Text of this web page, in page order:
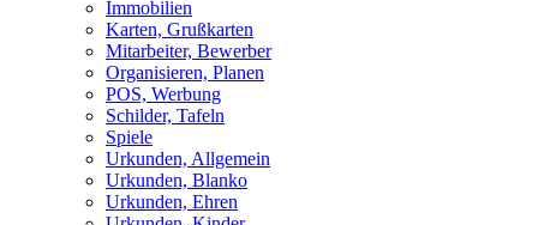
Immobilien
Karten, Grußkarten
Mitarbeiter, Bewerber
Organisieren, Planen
POS, Werbung
Schilder, Tafeln
Spiele
Urkunden, Allgemein
Urkunden, Blanko
Urkunden, Ehren